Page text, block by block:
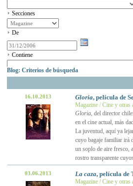
Secciones
De
Contiene
Blog: Criterios de búsqueda
16.10.2013 Gloria, película de
Magazine / Cine y otras
Gloria, del director
en el cine actual, más
La juventud, aquí ya
cuyo bagaje familiar irá
un soplo de aire fresco,
rostro transparente
03.06.2013 La caza, película de
Magazine / Cine y otras